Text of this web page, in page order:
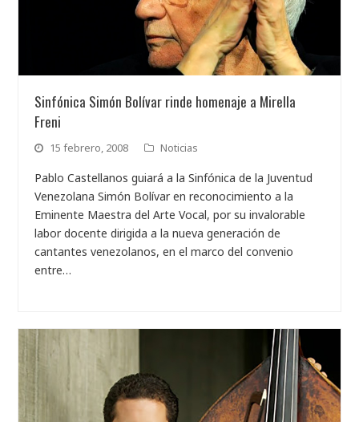
Sinfónica Simón Bolívar rinde homenaje a Mirella
Freni
15 febrero, 2008 Noticias
Pablo Castellanos guiará a la Sinfónica de la Juventud
Venezolana Simón Bolívar en reconocimiento a la
Eminente Maestra del Arte Vocal, por su invalorable
labor docente dirigida a la nueva generación de
cantantes venezolanos, en el marco del convenio
entre…